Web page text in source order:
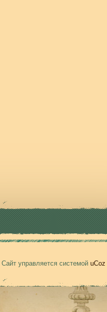
Сайт управляется системой uCoz